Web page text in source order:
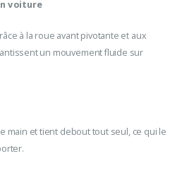
voiture
à la roue avant pivotante et aux
un mouvement fluide sur
main et tient debout tout seul, ce qui le